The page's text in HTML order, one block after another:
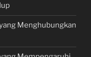
Menghubungkan